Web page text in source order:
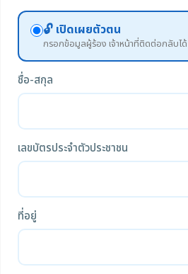
🔓 เปิดเผยตัวตน
กรอกข้อมูลผู้ร้อง เจ้าหน้าที่ติดต่อกลับได้
ชื่อ-สกุล
เลขบัตรประจำตัวประชาชน
ที่อยู่